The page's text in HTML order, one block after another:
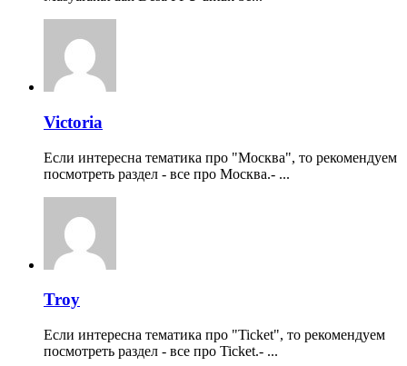
Victoria
Если интересна тематика про "Москва", то рекомендуем
посмотреть раздел - все про Москва.- ...
Troy
Если интересна тематика про "Ticket", то рекомендуем
посмотреть раздел - все про Ticket.- ...